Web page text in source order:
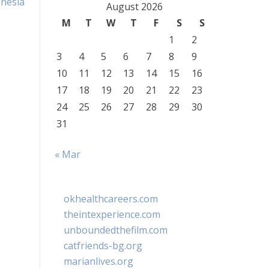
August 2026
M
T W T F S
S
1
2
3
4 5 6 7 8
9
10
11 12 13 14 15
16
17
18 19 20 21 22
23
24
25 26 27 28 29
30
31
« Mar
okhealthcareers.com
theintexperience.com
unboundedthefilm.com
catfriends-bg.org
marianlives.org